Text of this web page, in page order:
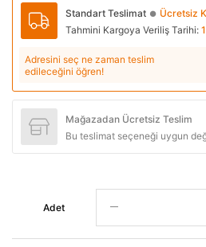
Standart Teslimat ● Ücretsiz
Tahmini Kargoya Veriliş Tarihi:
Adresini seç ne zaman teslim
edileceğini öğren!
Mağazadan Ücretsiz Teslim
Bu teslimat seçeneği uygun
Adet